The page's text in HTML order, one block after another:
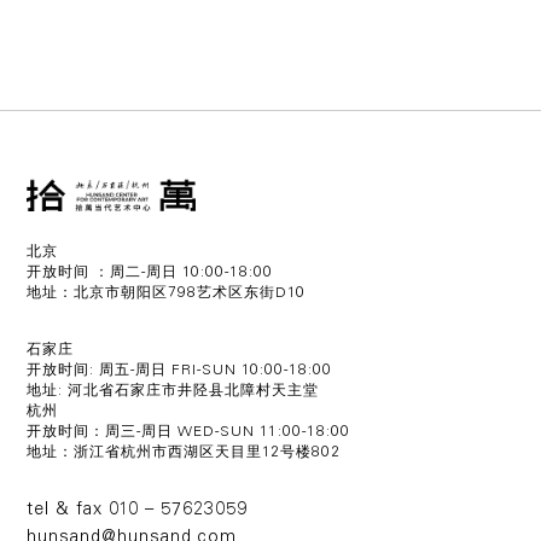
北京
开放时间 ：周二-周日 10:00-18:00
地址：北京市朝阳区798艺术区东街D10
石家庄
开放时间: 周五-周日 FRI-SUN 10:00-18:00
地址: 河北省石家庄市井陉县北障村天主堂
杭州
开放时间：周三-周日 WED-SUN 11:00-18:00
地址：浙江省杭州市西湖区天目里12号楼802
tel & fax 010 – 57623059
hunsand@hunsand.com